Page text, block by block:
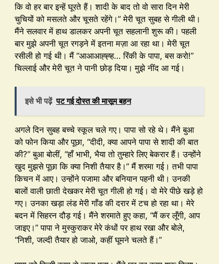
कि वो हर बार इन्हें घूरते हैं। शादी के बाद तो वो सारा दिन मेरी
चुचियों को मसलते और चूसते रहेंगे।” मेरी चूत सुबह से गीली थी।
मैंने सलवार में हाथ डालकर अपनी चूत सहलानी शुरू की। पहली
बार मुझे अपनी चूत रगड़ने में इतना मज़ा आ रहा था। मेरी चूत
रसीली हो गई थी। मैं “आआआह्ह्ह… रिंकी के पापा, बस करो!”
चिल्लाई और मेरी चूत ने पानी छोड़ दिया। मुझे नींद आ गई।
इसे भी पढ़ें पट गई दोस्त की मासूम बहन
अगले दिन सुबह बच्चे स्कूल चले गए। पापा सो रहे थे। मैंने बुआ
को फोन किया और पूछा, “दीदी, क्या आपने पापा से शादी की बात
की?” बुआ बोलीं, “हाँ भाभी, भैया तो तुम्हारे लिए बेकरार हैं। उन्होंने
खुद मुझसे पूछा कि क्या निशी तैयार है।” मैं शरमा गई। तभी पापा
किचन में आए। उन्होंने पजामा और बनियान पहनी थी। उनकी
बालों वाली छाती देखकर मेरी चूत गीली हो गई। वो मेरे पीछे खड़े हो
गए। उनका खड़ा लंड मेरी गाँड की दरार में टच हो रहा था। मेरे
बदन में सिहरन दौड़ गई। मैंने शरमाते हुए कहा, “मैं कर लूँगी, आप
जाइए।” पापा ने मुस्कुराकर मेरे कंधों पर हाथ रखा और बोले,
“निशी, जल्दी तैयार हो जाओ, कहीं घूमने चलते हैं।”